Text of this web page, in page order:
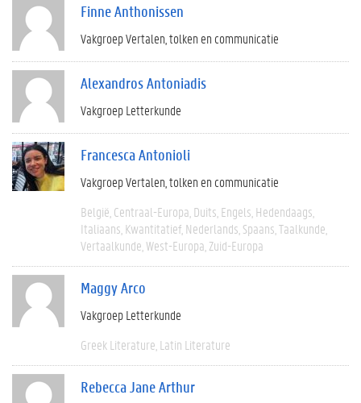
Finne Anthonissen
Vakgroep Vertalen, tolken en communicatie
Alexandros Antoniadis
Vakgroep Letterkunde
Francesca Antonioli
Vakgroep Vertalen, tolken en communicatie
België Centraal-Europa Duits Engels Hedendaags
Italiaans Kwantitatief Nederlands Spaans Taalkunde
Vertaalkunde West-Europa Zuid-Europa
Maggy Arco
Vakgroep Letterkunde
Greek Literature Latin Literature
Rebecca Jane Arthur